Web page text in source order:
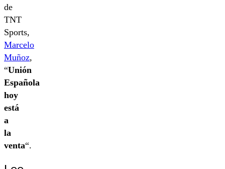
de
TNT
Sports,
Marcelo
Muñoz,
“Unión
Española
hoy
está
a
la
venta“.